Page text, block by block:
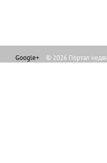
Google+ © 2026 Портал